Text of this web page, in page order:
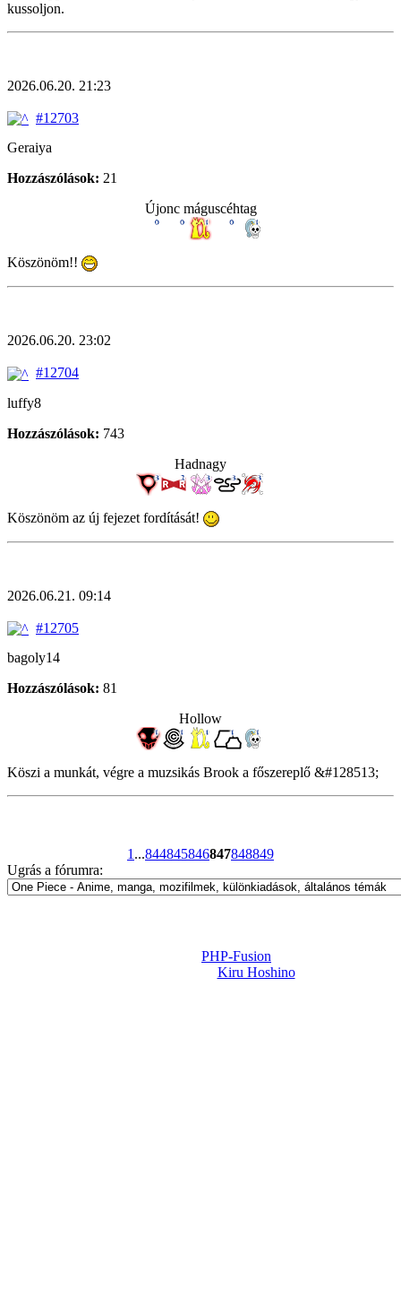
kussoljon.
2026.06.20. 21:23
#12703
Geraiya
Hozzászólások: 21
Újonc máguscéhtag
Köszönöm!!
2026.06.20. 23:02
#12704
luffy8
Hozzászólások: 743
Hadnagy
Köszönöm az új fejezet fordítását!
2026.06.21. 09:14
#12705
bagoly14
Hozzászólások: 81
Hollow
Köszi a munkát, végre a muzsikás Brook a főszereplő &#128513;
1 ...844845846847848849
Ugrás a fórumra:
PHP-Fusion
Kiru Hoshino